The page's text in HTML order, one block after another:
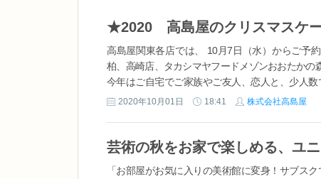
高島屋関東各店では、 10月7日（水）からご予
柏、高崎店、タカシマヤフードメゾンおおたかの
今年はご自宅でご家族やご友人、恋人と、少人
で以上にお家で楽しめる、華やかで見た目の可
2020年10月01日 18:41 株式会社高島屋
「お部屋がお気に入りの美術館に変身！サブス